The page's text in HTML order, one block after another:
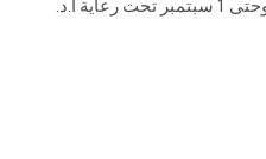
وذلك خلال الفترة من 30 أغسطس وحتى 1 سبتمبر تحت رعاية أ.د.